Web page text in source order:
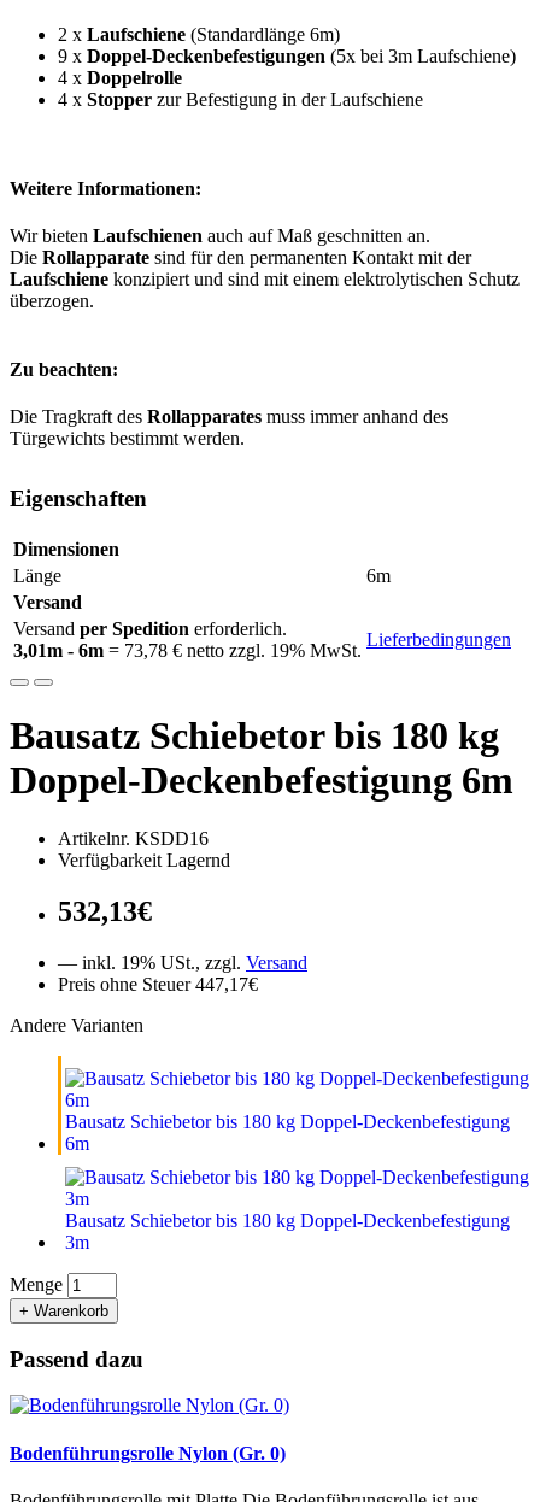
2 x Laufschiene (Standardlänge 6m)
9 x Doppel-Deckenbefestigungen (5x bei 3m Laufschiene)
4 x Doppelrolle
4 x Stopper zur Befestigung in der Laufschiene
Weitere Informationen:
Wir bieten Laufschienen auch auf Maß geschnitten an.
Die Rollapparate sind für den permanenten Kontakt mit der
Laufschiene konzipiert und sind mit einem elektrolytischen Schutz
überzogen.
Zu beachten:
Die Tragkraft des Rollapparates muss immer anhand des
Türgewichts bestimmt werden.
Eigenschaften
Dimensionen
Länge
6m
Versand
Versand per Spedition erforderlich.
3,01m - 6m = 73,78 € netto zzgl. 19% MwSt.
Lieferbedingungen
Bausatz Schiebetor bis 180 kg
Doppel-Deckenbefestigung 6m
Artikelnr. KSDD16
Verfügbarkeit Lagernd
532,13€
— inkl. 19% USt., zzgl. Versand
Preis ohne Steuer 447,17€
Andere Varianten
Bausatz Schiebetor bis 180 kg Doppel-Deckenbefestigung
6m
Bausatz Schiebetor bis 180 kg Doppel-Deckenbefestigung
3m
Menge
+ Warenkorb
Passend dazu
Bodenführungsrolle Nylon (Gr. 0)